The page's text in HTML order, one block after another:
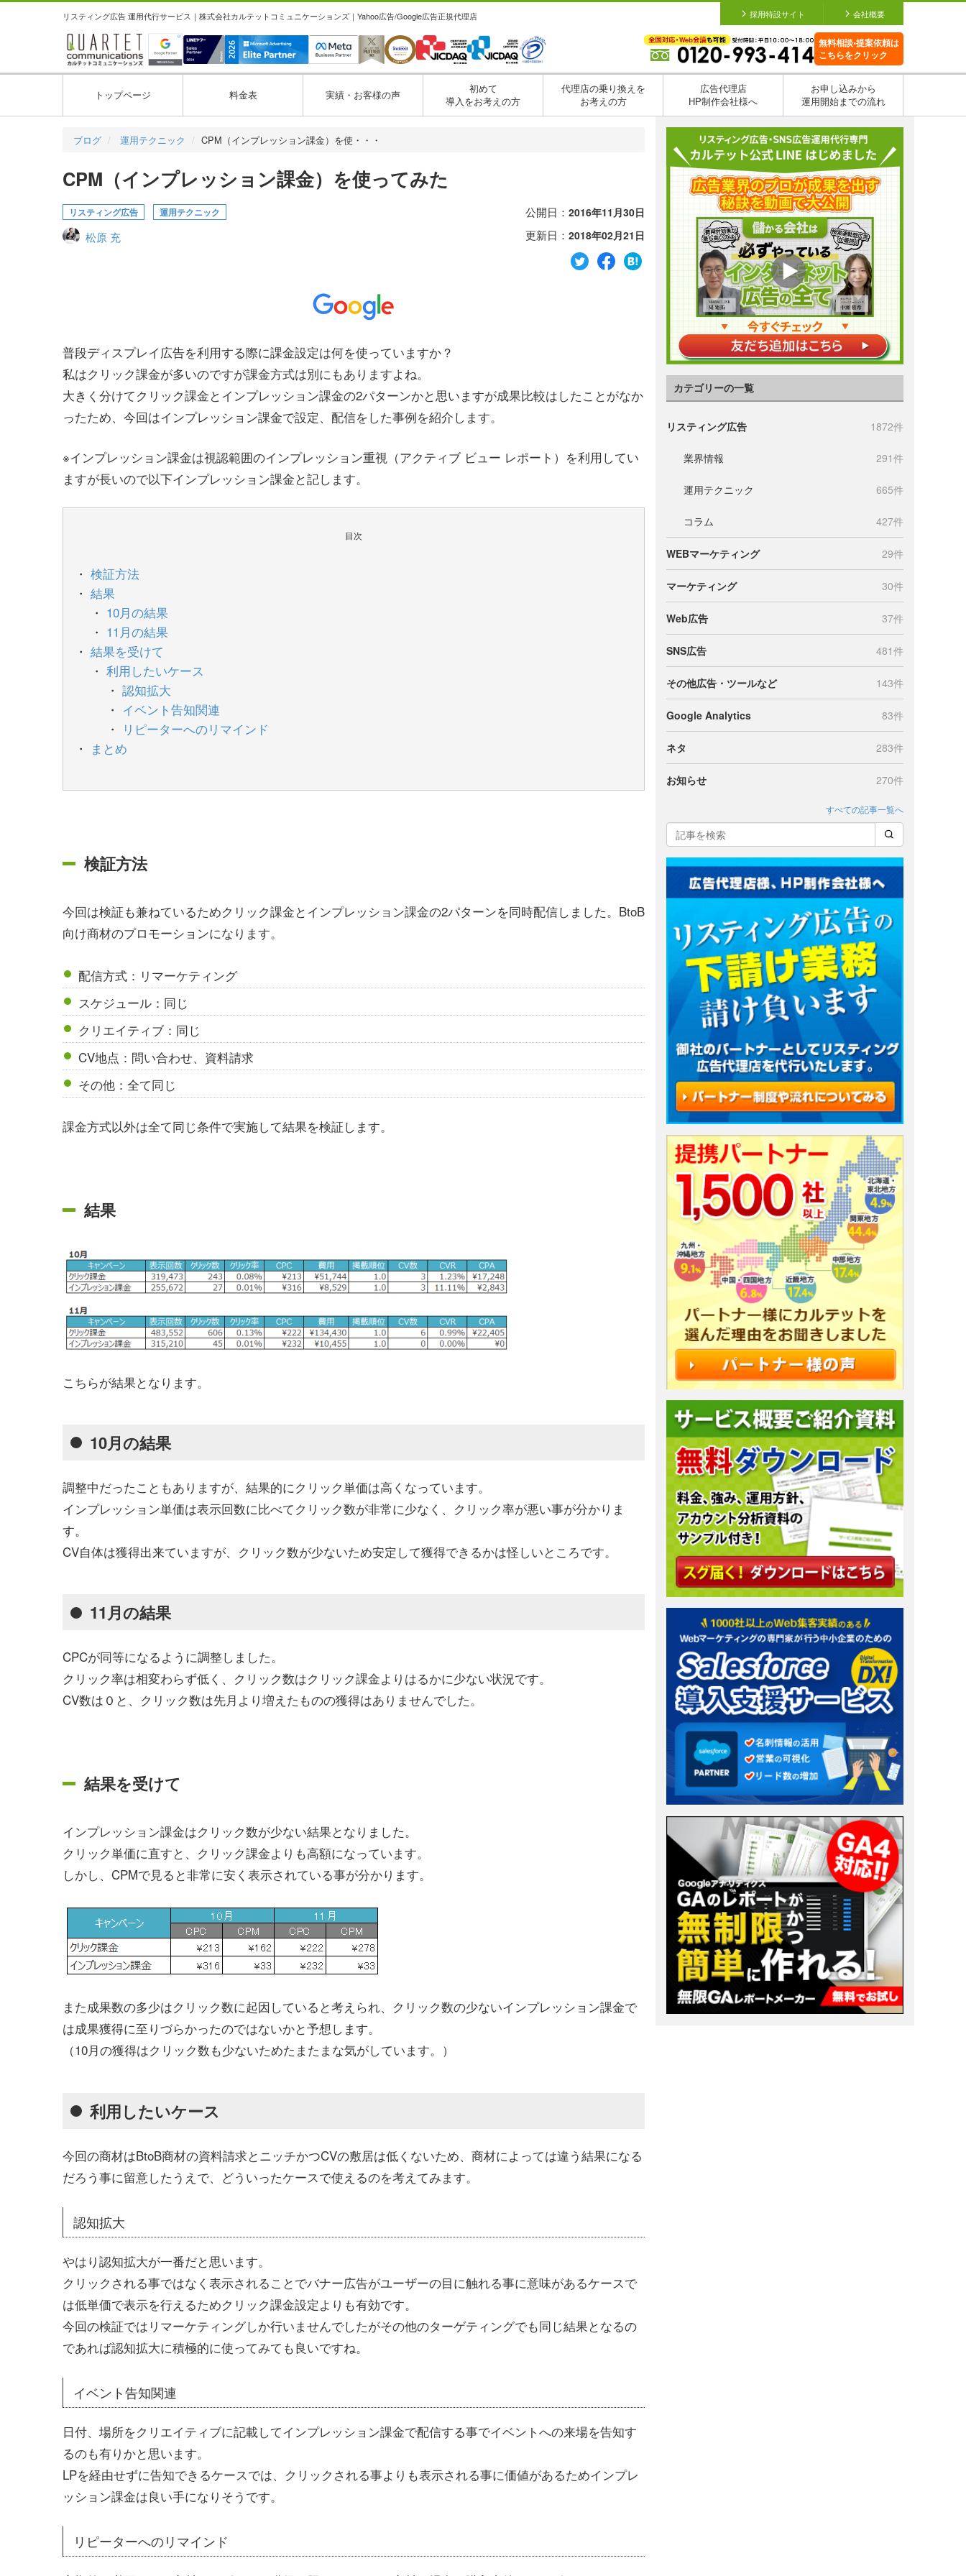
リスティング広告 運用代行サービス｜株式会社カルテットコミュニケーションズ｜Yahoo広告/Google広告正規代理店 採用特設サイト 会社概要
無料相談•提案依頼は
こちらをクリック
トップページ 料金表 実績・お客様の声
初めて
導入をお考えの方
代理店の乗り換えを
お考えの方
広告代理店
HP制作会社様へ
お申し込みから
運用開始までの流れ
ブログ 運用テクニック CPM（インプレッション課金）を使・・・
CPM（インプレッション課金）を使ってみた
リスティング広告 運用テクニック
松原 充
公開日： 2016年11月30日
更新日： 2018年02月21日
普段ディスプレイ広告を利用する際に課金設定は何を使っていますか？
私はクリック課金が多いのですが課金方式は別にもありますよね。
大きく分けてクリック課金とインプレッション課金の2パターンかと思いますが成果比較はしたことがなか
ったため、今回はインプレッション課金で設定、配信をした事例を紹介します。
※インプレッション課金は視認範囲のインプレッション重視（アクティブ ビュー レポート）を利用してい
ますが長いので以下インプレッション課金と記します。
目次
検証方法
結果
10月の結果
11月の結果
結果を受けて
利用したいケース
認知拡大
イベント告知関連
リピーターへのリマインド
まとめ
検証方法
今回は検証も兼ねているためクリック課金とインプレッション課金の2パターンを同時配信しました。BtoB
向け商材のプロモーションになります。
配信方式：リマーケティング
スケジュール：同じ
クリエイティブ：同じ
CV地点：問い合わせ、資料請求
その他：全て同じ
課金方式以外は全て同じ条件で実施して結果を検証します。
結果
こちらが結果となります。
10月の結果
調整中だったこともありますが、結果的にクリック単価は高くなっています。
インプレッション単価は表示回数に比べてクリック数が非常に少なく、クリック率が悪い事が分かりま
す。
CV自体は獲得出来ていますが、クリック数が少ないため安定して獲得できるかは怪しいところです。
11月の結果
CPCが同等になるように調整しました。
クリック率は相変わらず低く、クリック数はクリック課金よりはるかに少ない状況です。
CV数は０と、クリック数は先月より増えたものの獲得はありませんでした。
結果を受けて
インプレッション課金はクリック数が少ない結果となりました。
クリック単価に直すと、クリック課金よりも高額になっています。
しかし、CPMで見ると非常に安く表示されている事が分かります。
また成果数の多少はクリック数に起因していると考えられ、クリック数の少ないインプレッション課金で
は成果獲得に至りづらかったのではないかと予想します。
（10月の獲得はクリック数も少ないためたまたまな気がしています。）
利用したいケース
今回の商材はBtoB商材の資料請求とニッチかつCVの敷居は低くないため、商材によっては違う結果になる
だろう事に留意したうえで、どういったケースで使えるのを考えてみます。
認知拡大
やはり認知拡大が一番だと思います。
クリックされる事ではなく表示されることでバナー広告がユーザーの目に触れる事に意味があるケースで
は低単価で表示を行えるためクリック課金設定よりも有効です。
今回の検証ではリマーケティングしか行いませんでしたがその他のターゲティングでも同じ結果となるの
であれば認知拡大に積極的に使ってみても良いですね。
イベント告知関連
日付、場所をクリエイティブに記載してインプレッション課金で配信する事でイベントへの来場を告知す
るのも有りかと思います。
LPを経由せずに告知できるケースでは、クリックされる事よりも表示される事に価値があるためインプレ
ッション課金は良い手になりそうです。
リピーターへのリマインド
カテゴリーの一覧
リスティング広告 1872件
業界情報 291件
運用テクニック 665件
コラム 427件
WEBマーケティング 29件
マーケティング 30件
Web広告 37件
SNS広告 481件
その他広告・ツールなど 143件
Google Analytics 83件
ネタ 283件
お知らせ 270件
すべての記事一覧へ